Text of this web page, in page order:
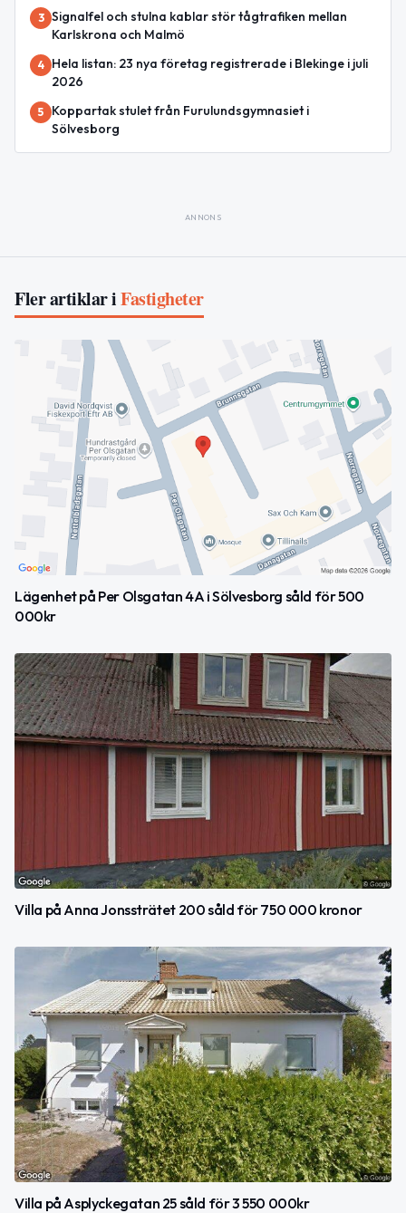
3 Signalfel och stulna kablar stör tågtrafiken mellan
Karlskrona och Malmö
4
Hela listan: 23 nya företag registrerade i Blekinge i juli
2026
5
Koppartak stulet från Furulundsgymnasiet i
Sölvesborg
ANNONS
Fler artiklar iFastigheter
Lägenhet på Per Olsgatan 4A i Sölvesborg såld för 500
000kr
Villa på Anna Jonssträtet 200 såld för 750 000 kronor
Villa på Asplyckegatan 25 såld för 3 550 000kr